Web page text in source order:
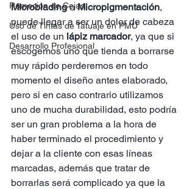
Remoción de Cejas
Uso de Tintas de Tatuaje en PMU
Desarrollo Profesional
Microblading o Micropigmentación,
puede llegar a ser un dolor de cabeza
el uso de un lápiz marcador, ya que si
escogemos uno que tienda a borrarse
muy rápido perderemos en todo
momento el diseño antes elaborado,
pero si en caso contrario utilizamos
uno de mucha durabilidad, esto podría
ser un gran problema a la hora de
haber terminado el procedimiento y
dejar a la cliente con esas líneas
marcadas, además que tratar de
borrarlas será complicado ya que la